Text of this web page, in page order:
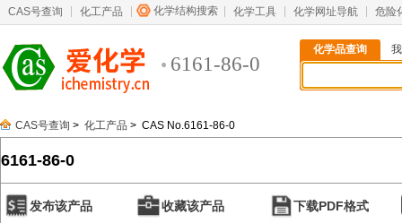
CAS号查询 化工产品 化学结构搜索 化学工具 化学网址导航 危险
6161-86-0
化学品查询
CAS号查询 > 化工产品 > CAS No.6161-86-0
6161-86-0
发布该产品 收藏该产品 下载PDF格式